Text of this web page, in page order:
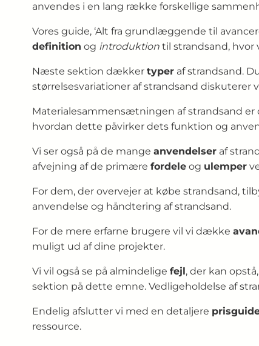
anvendes i en lang række forskellige
Vores guide, ‘Alt fra grundlæggende til
definition og introduktion til strandsand, hvor
Næste sektion dækker typer af strandsand.
størrelsesvariationer af strandsand diskuterer
Materialesammensætningen af strandsand er
hvordan dette påvirker dets funktion og
Vi ser også på de mange anvendelser af
afvejning af de primære fordele og ulemper
For dem, der overvejer at købe strandsand,
anvendelse og håndtering af strandsand.
For de mere erfarne brugere vil vi dække
muligt ud af dine projekter.
Vi vil også se på almindelige fejl, der kan
sektion på dette emne. Vedligeholdelse af
Endelig afslutter vi med en detaljere
ressource.